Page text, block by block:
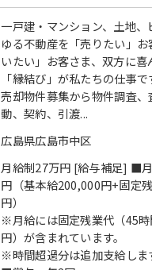
一戸建・マンション、土地、
ゆる不動産を「売りたい」
いたい」お客さま、双方に喜
「縁結び」が私たちの仕事で
売却物件募集から物件調査
動、契約、引渡...
広島県広島市中区
月給制27万円 [給与補足] ■
円（基本給200,000円+固定
円）
※月給には固定残業代（45
円）が含まれています。
※時間超過分は追加支給しま